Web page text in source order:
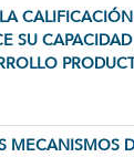
SU
MECANISMOS